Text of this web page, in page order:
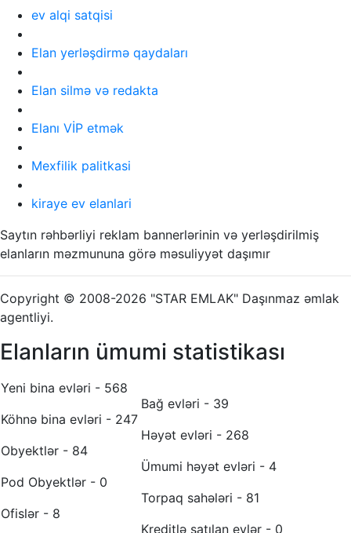
ev alqi satqisi
Elan yerləşdirmə qaydaları
Elan silmə və redakta
Elanı VİP etmək
Mexfilik palitkasi
kiraye ev elanlari
Saytın rəhbərliyi reklam bannerlərinin və yerləşdirilmiş
elanların məzmununa görə məsuliyyət daşımır
Copyright © 2008-2026 "STAR EMLAK" Daşınmaz əmlak
agentliyi.
Elanların ümumi statistikası
Yeni bina evləri - 568
Köhnə bina evləri - 247
Obyektlər - 84
Pod Obyektlər - 0
Ofislər - 8
Bağ evləri - 39
Həyət evləri - 268
Ümumi həyət evləri - 4
Torpaq sahələri - 81
Kreditlə satılan evlər - 0